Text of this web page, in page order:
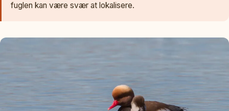
fuglen kan være svær at lokalisere.